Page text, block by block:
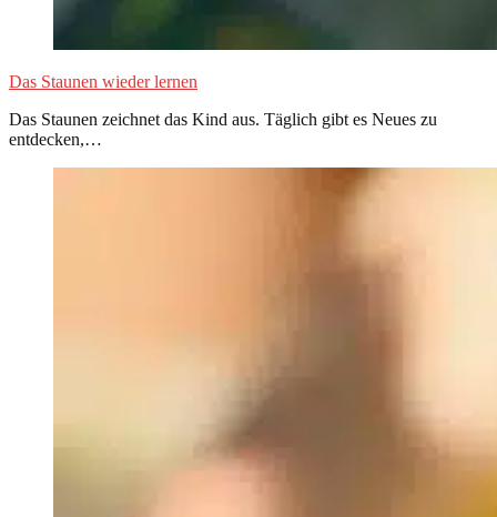
Das Staunen wieder lernen
Das Staunen zeichnet das Kind aus. Täglich gibt es Neues zu
entdecken,…